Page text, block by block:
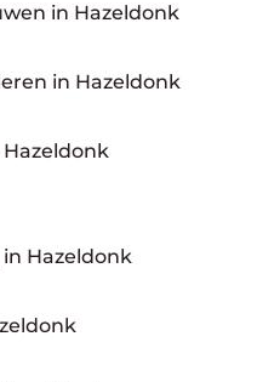
in Hazeldonk
in Hazeldonk
Hazeldonk